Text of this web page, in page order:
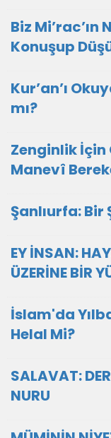
Biz
Konuşup
Kur’an’ı
mı?
Zenginlik
Manevî
Şanlıurfa: Bir
EY İNSAN:
ÜZERİNE BİR
İslam'da
Helal Mi?
SALAVAT:
NURU